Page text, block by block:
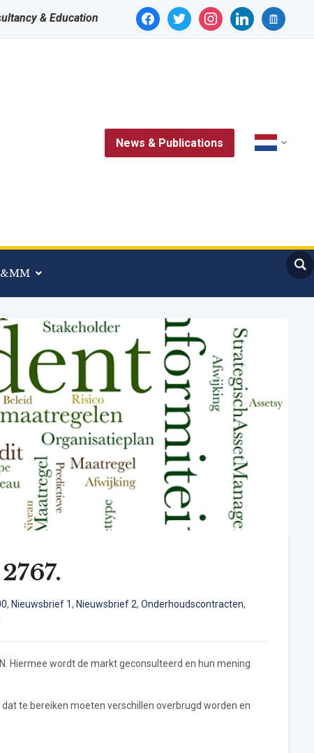
facebooktwitter instagramlinkedinarchive
& Education
News & Publications
, Nieuwsbrief 1, Nieuwsbrief 2, Onderhoudscontracten,
Hiermee wordt de markt geconsulteerd en hun mening
te bereiken moeten verschillen overbrugd worden en